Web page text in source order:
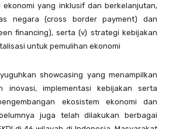
yang inklusif dan berkelanjutan,
negara (cross border payment) dan
financing), serta (v) strategi kebijakan
untuk pemulihan ekonomi
showcasing yang menampilkan
inovasi, implementasi kebijakan serta
ekosistem ekonomi dan
juga telah dilakukan berbagai